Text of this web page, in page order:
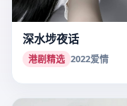
深水埗夜话
港剧精选 2022爱情